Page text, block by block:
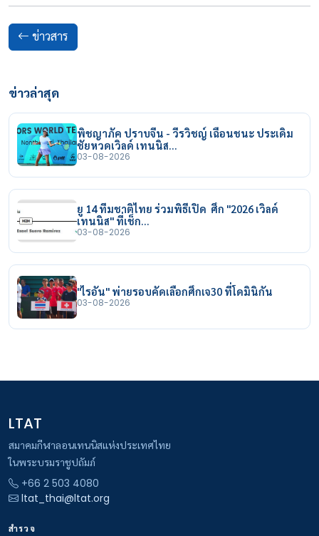
ข่าวสาร
ข่าวล่าสุด
พิชญาภัค ปราบจีน - วีรวิชญ์ เฉือนชนะ ประเดิม
ชัยหวดเวิลด์ เทนนิส…
03-08-2026
ยู 14 ทีมชาติไทย ร่วมพิธีเปิด ศึก "2026 เวิลด์
เทนนิส" ที่เช็ก…
03-08-2026
"ไรอัน" พ่ายรอบคัดเลือกศึกเจ30 ที่โดมินิกัน
03-08-2026
LTAT
สมาคมกีฬาลอนเทนนิสแห่งประเทศไทย
ในพระบรมราชูปถัมภ์
+66 2 503 4080
ltat_thai@ltat.org
สำรวจ